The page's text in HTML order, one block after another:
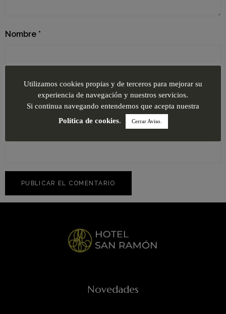
Nombre *
Correo electrónico*
Novedades
Utilizamos cookies propias y de terceros para mejorar su
experiencia de navegación y nuestros servicios.
Si continua navegando entendemos que acepta nuestra
Política de cookies. Cerrar Aviso.